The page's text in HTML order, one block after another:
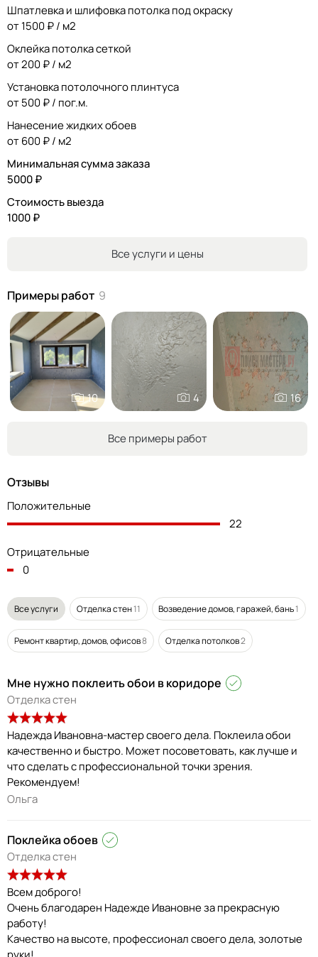
Шпатлевка и шлифовка потолка под окраску
от 1500 ₽ / м2
Оклейка потолка сеткой
от 200 ₽ / м2
Установка потолочного плинтуса
от 500 ₽ / пог.м.
Нанесение жидких обоев
от 600 ₽ / м2
Минимальная сумма заказа
5000 ₽
Стоимость выезда
1000 ₽
Все услуги и цены
Примеры работ 9
10 4 16
Все примеры работ
Отзывы
Положительные
22
Отрицательные
0
Все услуги Отделка стен11 Возведение домов, гаражей, бань1
Ремонт квартир, домов, офисов8 Отделка потолков2
Мне нужно поклеить обои в коридоре
Отделка стен
Надежда Ивановна-мастер своего дела. Поклеила обои
качественно и быстро. Может посоветовать, как лучше и
что сделать с профессиональной точки зрения.
Рекомендуем!
Ольга
Поклейка обоев
Отделка стен
Всем доброго!
Очень благодарен Надежде Ивановне за прекрасную
работу!
Качество на высоте, профессионал своего дела, золотые